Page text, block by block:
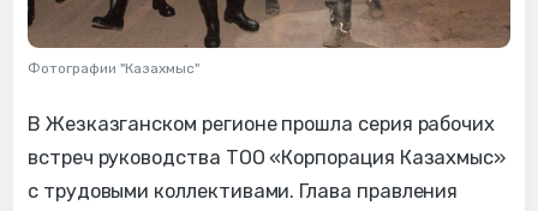
Фотографии "Казахмыс"
В Жезказганском регионе прошла серия рабочих
встреч руководства ТОО «Корпорация Казахмыс»
с трудовыми коллективами. Глава правления